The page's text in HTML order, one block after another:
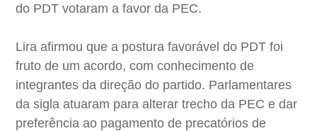
do PDT votaram a favor da PEC.
Lira afirmou que a postura favorável do PDT foi
fruto de um acordo, com conhecimento de
integrantes da direção do partido. Parlamentares
da sigla atuaram para alterar trecho da PEC e dar
preferência ao pagamento de precatórios de